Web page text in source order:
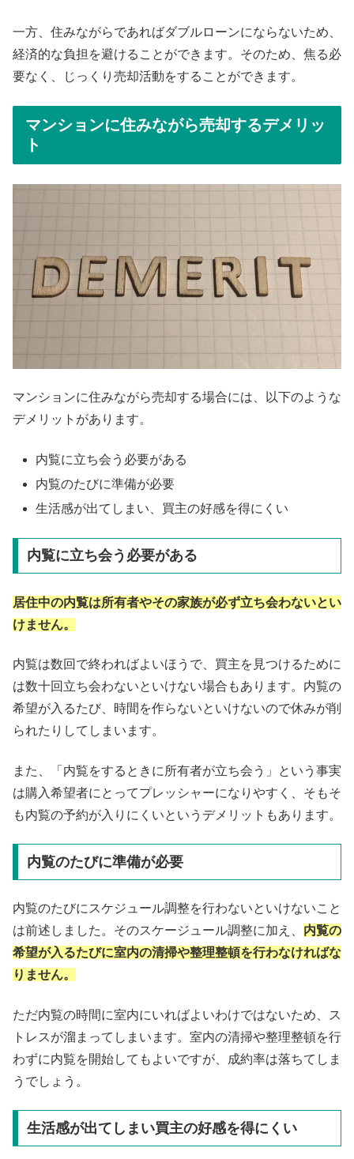
一方、住みながらであればダブルローンにならないため、
経済的な負担を避けることができます。そのため、焦る必
要なく、じっくり売却活動をすることができます。
マンションに住みながら売却するデメリッ
ト
マンションに住みながら売却する場合には、以下のような
デメリットがあります。
内覧に立ち会う必要がある
内覧のたびに準備が必要
生活感が出てしまい、買主の好感を得にくい
内覧に立ち会う必要がある
居住中の内覧は所有者やその家族が必ず立ち会わないとい
けません。
内覧は数回で終わればよいほうで、買主を見つけるために
は数十回立ち会わないといけない場合もあります。内覧の
希望が入るたび、時間を作らないといけないので休みが削
られたりしてしまいます。
また、「内覧をするときに所有者が立ち会う」という事実
は購入希望者にとってプレッシャーになりやすく、そもそ
も内覧の予約が入りにくいというデメリットもあります。
内覧のたびに準備が必要
内覧のたびにスケジュール調整を行わないといけないこと
は前述しました。そのスケージュール調整に加え、 内覧の
希望が入るたびに室内の清掃や整理整頓を行わなければな
りません。
ただ内覧の時間に室内にいればよいわけではないため、ス
トレスが溜まってしまいます。室内の清掃や整理整頓を行
わずに内覧を開始してもよいですが、成約率は落ちてしま
うでしょう。
生活感が出てしまい買主の好感を得にくい